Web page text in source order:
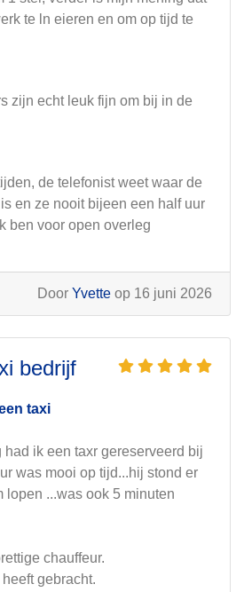
te ln eieren en om op tijd te
zijn echt leuk fijn om bij in de
de telefonist weet waar de
en ze nooit bijeen een half uur
ben voor open overleg
Door Yvette op 16 juni 2026
bedrijf
taxi
ik een taxr gereserveerd bij
was mooi op tijd...hij stond er
lopen ...was ook 5 minuten
chauffeur.
gebracht.